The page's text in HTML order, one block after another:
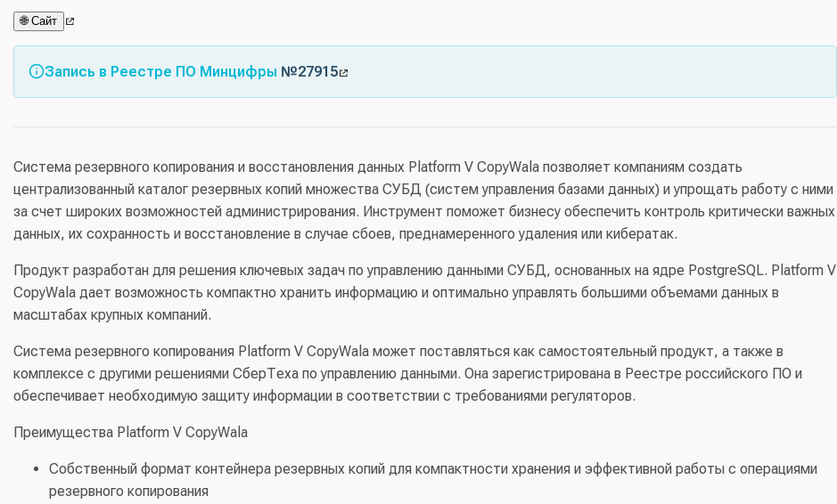
🌐 Сайт
Запись в Реестре ПО Минцифры №27915
Система резервного копирования и восстановления данных Platform V CopyWala позволяет компаниям создать
централизованный каталог резервных копий множества СУБД (систем управления базами данных) и упрощать работу с ними
за счет широких возможностей администрирования. Инструмент поможет бизнесу обеспечить контроль критически важных
данных, их сохранность и восстановление в случае сбоев, преднамеренного удаления или кибератак.
Продукт разработан для решения ключевых задач по управлению данными СУБД, основанных на ядре PostgreSQL. Platform V
CopyWala дает возможность компактно хранить информацию и оптимально управлять большими объемами данных в
масштабах крупных компаний.
Система резервного копирования Platform V CopyWala может поставляться как самостоятельный продукт, а также в
комплексе с другими решениями СберТеха по управлению данными. Она зарегистрирована в Реестре российского ПО и
обеспечивает необходимую защиту информации в соответствии с требованиями регуляторов.
Преимущества Platform V CopyWala
Собственный формат контейнера резервных копий для компактности хранения и эффективной работы с операциями
резервного копирования